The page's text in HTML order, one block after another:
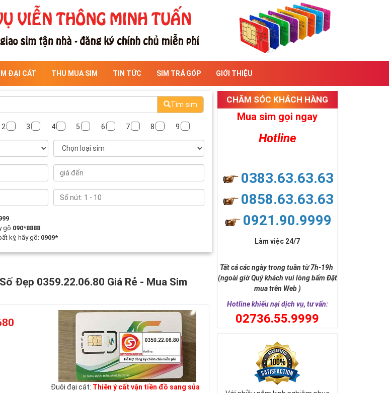
ĐẠI CÁT THU MUA SIM TIN TỨC SIM TRẢ GÓP GIỚI THIỆU
Tìm sim
2 3 4 5 6 7 8 9
gõ 090*8888
kỳ, hãy gõ: 0909*
Đẹp 0359.22.06.80 Giá Rẻ - Mua Sim
Đuôi đại cát: Thiên ý cất vận tiền đồ sang sủa
CHĂM SÓC KHÁCH HÀNG
Mua sim gọi ngay
Hotline
0383.63.63.63
0858.63.63.63
0921.90.9999
Làm việc 24/7
Tất cả các ngày trong tuần từ 7h-19h
(ngoài giờ Quý khách vui lòng bấm Đặt
mua trên Web )
Hotline khiếu nại dịch vụ, tư vấn:
02736.55.9999